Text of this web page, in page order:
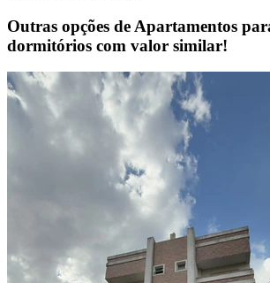
Outras opções de Apartamentos
dormitórios com valor similar!